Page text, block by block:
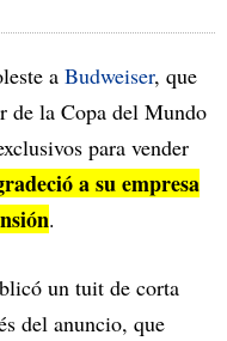
a Budweiser, que
de la Copa del Mundo
para vender
a su empresa
.
un tuit de corta
del anuncio, que